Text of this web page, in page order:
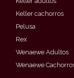
Keller cachorros
Pelusa
Rex
Wenaewe Adultos
Wenaewe